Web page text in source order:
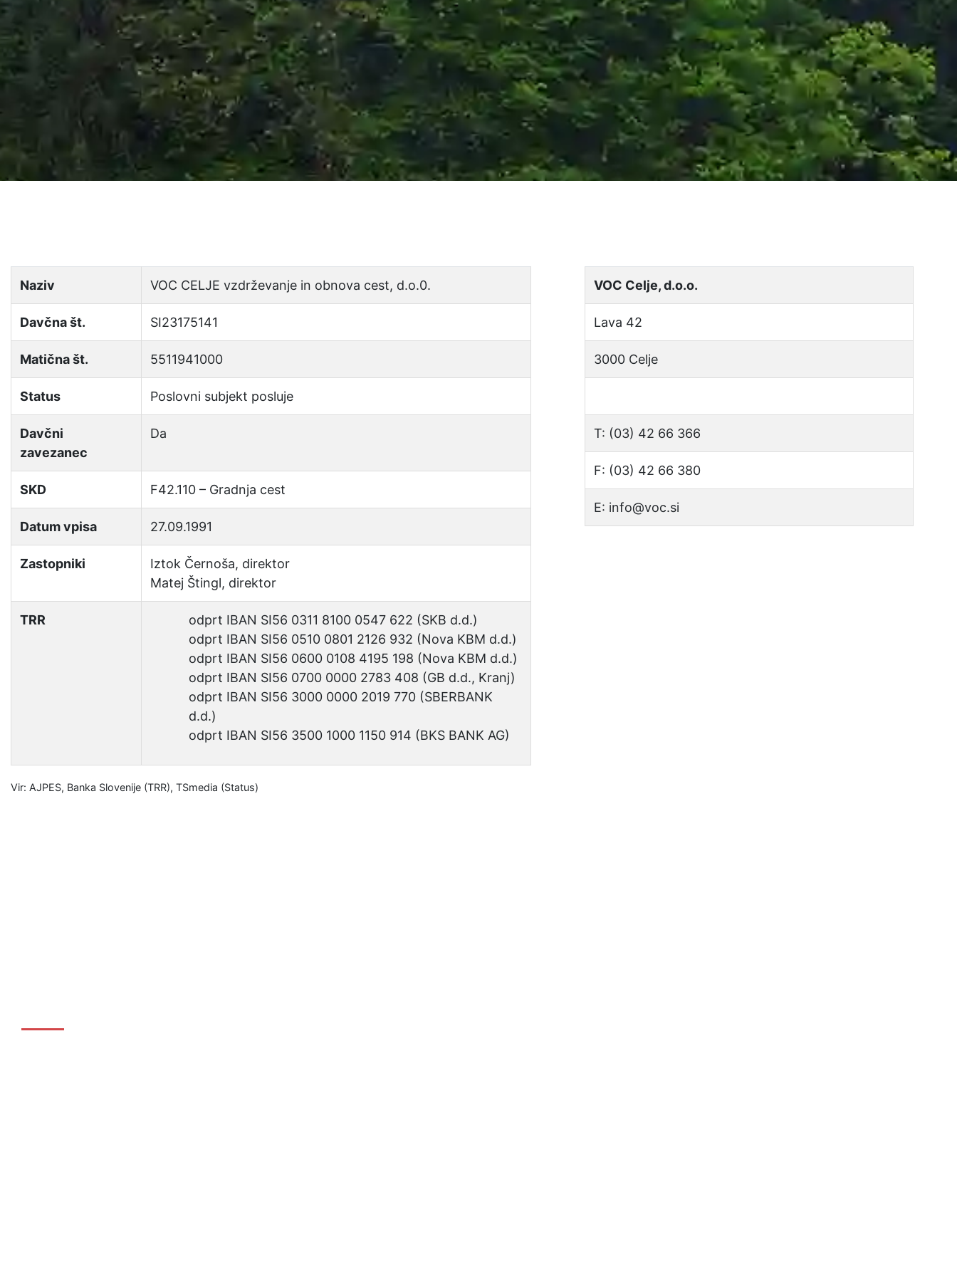
Naziv VOC CELJE vzdrževanje in obnova cest, d.o.0.
Davčna št. SI23175141
Matična št. 5511941000
Status Poslovni subjekt posluje
Davčni
zavezanec
Da
SKD F42.110 – Gradnja cest
Datum vpisa 27.09.1991
Zastopniki
Iztok Černoša, direktor
Matej Štingl, direktor
TRR odprt IBAN SI56 0311 8100 0547 622 (SKB d.d.)
odprt IBAN SI56 0510 0801 2126 932 (Nova KBM d.d.)
odprt IBAN SI56 0600 0108 4195 198 (Nova KBM d.d.)
odprt IBAN SI56 0700 0000 2783 408 (GB d.d., Kranj)
odprt IBAN SI56 3000 0000 2019 770 (SBERBANK
d.d.)
odprt IBAN SI56 3500 1000 1150 914 (BKS BANK AG)
Vir: AJPES, Banka Slovenije (TRR), TSmedia (Status)
VOC Celje, d.o.o.
Lava 42
3000 Celje
T: (03) 42 66 366
F: (03) 42 66 380
E: info@voc.si